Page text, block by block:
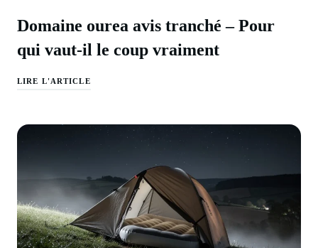
Domaine ourea avis tranché – Pour
qui vaut-il le coup vraiment
LIRE L'ARTICLE